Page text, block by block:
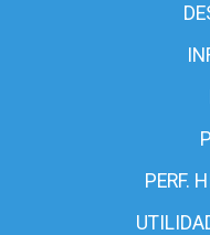
PERF.